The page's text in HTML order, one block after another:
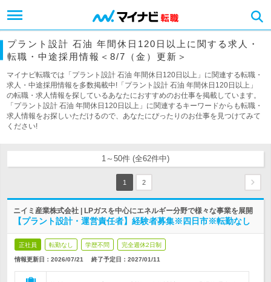
プラント設計 石油 年間休日120日以上に関する求人・
転職・中途採用情報＜8/7（金）更新＞
マイナビ転職では「プラント設計 石油 年間休日120日以上」に関連する転職・
求人・中途採用情報を多数掲載中!「プラント設計 石油 年間休日120日以上」
の転職・求人情報を探しているあなたにおすすめのお仕事を掲載しています。
「プラント設計 石油 年間休日120日以上」に関連するキーワードからも転職・
求人情報をお探しいただけるので、あなたにぴったりのお仕事を見つけてみて
ください!
1～50件 (全62件中)
1 2
ニイミ産業株式会社 | LPガスを中心にエネルギー分野で様々な事業を展開
【プラント設計・運営責任者】経験者募集※四日市※転勤なし
正社員 転勤なし 学歴不問 完全週休2日制
情報更新日：2026/07/21 終了予定日： 2027/01/11